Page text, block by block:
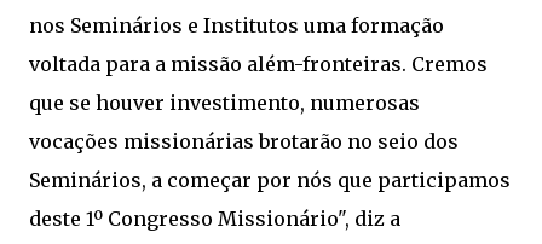
nos Seminários e Institutos uma formação
voltada para a missão além-fronteiras. Cremos
que se houver investimento, numerosas
vocações missionárias brotarão no seio dos
Seminários, a começar por nós que participamos
deste 1º Congresso Missionário", diz a